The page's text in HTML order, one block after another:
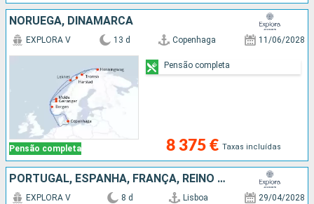
NORUEGA, DINAMARCA
Pensão completa
EXPLORA V 13 d Copenhaga 11/06/2028
8 375 € Taxas incluídas
Pensão completa
PORTUGAL, ESPANHA, FRANÇA, REINO UNIDO
EXPLORA V 8 d Lisboa 29/04/2028